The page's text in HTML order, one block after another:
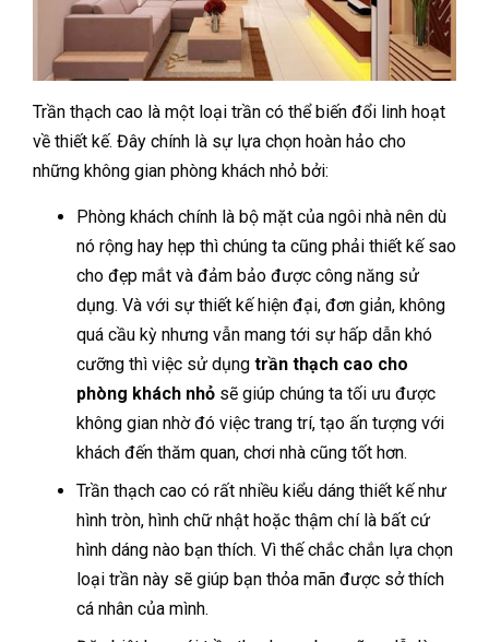
Trần thạch cao là một loại trần có thể biến đổi linh hoạt
về thiết kế. Đây chính là sự lựa chọn hoàn hảo cho
những không gian phòng khách nhỏ bởi:
Phòng khách chính là bộ mặt của ngôi nhà nên dù
nó rộng hay hẹp thì chúng ta cũng phải thiết kế sao
cho đẹp mắt và đảm bảo được công năng sử
dụng. Và với sự thiết kế hiện đại, đơn giản, không
quá cầu kỳ nhưng vẫn mang tới sự hấp dẫn khó
cưỡng thì việc sử dụng trần thạch cao cho
phòng khách nhỏ sẽ giúp chúng ta tối ưu được
không gian nhờ đó việc trang trí, tạo ấn tượng với
khách đến thăm quan, chơi nhà cũng tốt hơn.
Trần thạch cao có rất nhiều kiểu dáng thiết kế như
hình tròn, hình chữ nhật hoặc thậm chí là bất cứ
hình dáng nào bạn thích. Vì thế chắc chắn lựa chọn
loại trần này sẽ giúp bạn thỏa mãn được sở thích
cá nhân của mình.